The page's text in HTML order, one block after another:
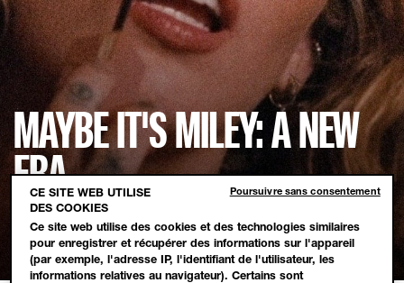
MAYBE IT'S MILEY: A NEW
ERA
L'icône mondiale Miley Cyrus et
Maybelline s'associent
Test-Diapositive 1
Test-Diapositive 2
Test-Diapositive 3
Test-Diapositive 4
CE SITE WEB UTILISE
DES COOKIES
Ce site web utilise des cookies et des technologies similaires
pour enregistrer et récupérer des informations sur l'appareil
(par exemple, l'adresse IP, l'identifiant de l'utilisateur, les
informations relatives au navigateur). Certains sont
Poursuivre sans consentement